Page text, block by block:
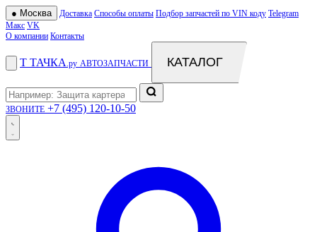
● Москва Доставка Способы оплаты Подбор запчастей по VIN коду Telegram
Макс VK
О компании Контакты
Т ТАЧКА .ру АВТОЗАПЧАСТИ КАТАЛОГ
ЗВОНИТЕ +7 (495) 120-10-50